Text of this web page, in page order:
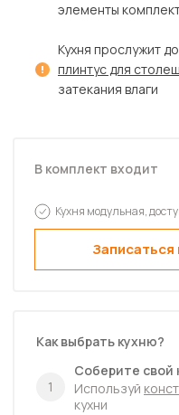
элементы
Кухня прослужит
плинтус для
затекания влаги
В комплект входит
Кухня модульная,
Как выбрать кухню?
1
Соберите свой
Используй
кухни